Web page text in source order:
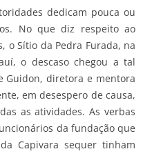
dedicam pouca ou
No que diz respeito ao
o Sítio da Pedra Furada, na
o descaso chegou a tal
Guidon, diretora e mentora
em desespero de causa,
as atividades. As verbas
da fundação que
Capivara sequer tinham